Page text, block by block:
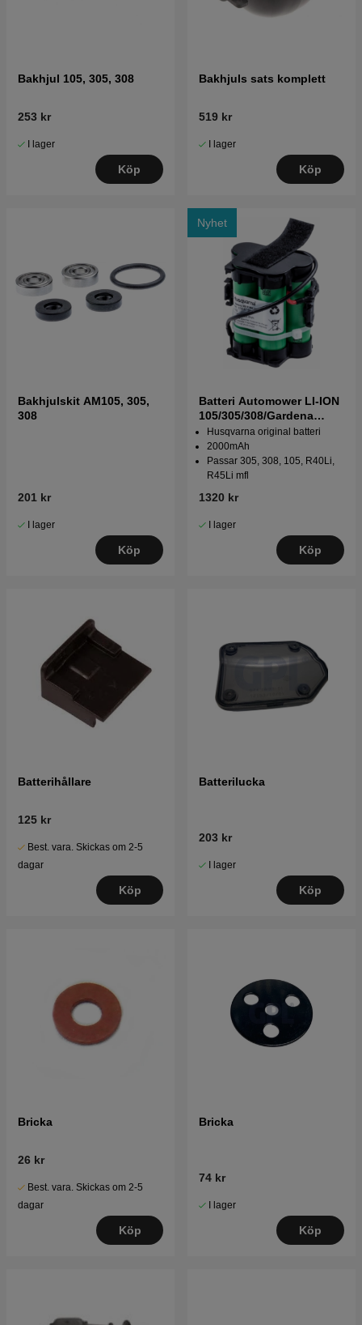
Bakhjul 105, 305, 308
253 kr
I lager
Köp
Bakhjuls sats komplett
519 kr
I lager
Köp
Bakhjulskit AM105, 305,
308
201 kr
I lager
Köp
Nyhet
Batteri Automower LI-ION
105/305/308/Gardena
R40,R70
Husqvarna original batteri
2000mAh
Passar 305, 308, 105, R40Li,
R45Li mfl
1320 kr
I lager
Köp
Batterihållare
125 kr
Best. vara. Skickas om 2-5
dagar
Köp
Batterilucka
203 kr
I lager
Köp
Bricka
26 kr
Best. vara. Skickas om 2-5
dagar
Köp
Bricka
74 kr
I lager
Köp